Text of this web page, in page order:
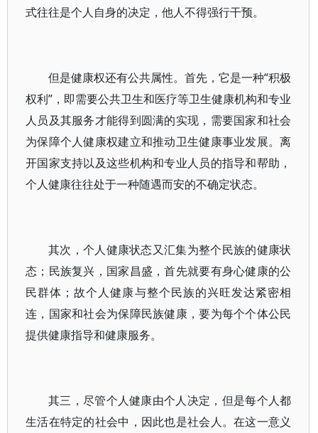
式往往是个人自身的决定，他人不得强行干预。
但是健康权还有公共属性。首先，它是一种“积极
权利”，即需要公共卫生和医疗等卫生健康机构和专业
人员及其服务才能得到圆满的实现，需要国家和社会
为保障个人健康权建立和推动卫生健康事业发展。离
开国家支持以及这些机构和专业人员的指导和帮助，
个人健康往往处于一种随遇而安的不确定状态。
其次，个人健康状态又汇集为整个民族的健康状
态；民族复兴，国家昌盛，首先就要有身心健康的公
民群体；故个人健康与整个民族的兴旺发达紧密相
连，国家和社会为保障民族健康，要为每个个体公民
提供健康指导和健康服务。
其三，尽管个人健康由个人决定，但是每个人都
生活在特定的社会中，因此也是社会人。在这一意义